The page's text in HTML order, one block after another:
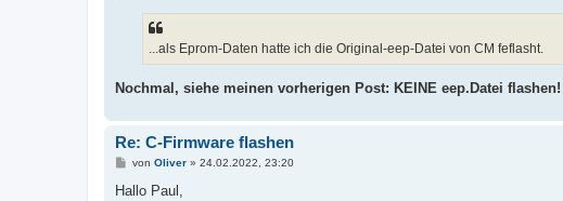
...als Eprom-Daten hatte ich die Original-eep-Datei von CM feflasht.
Nochmal, siehe meinen vorherigen Post: KEINE eep.Datei
Re: C-Firmware flashen
B
i
von Oliver» 24.02.2022, 23:20
Hallo Paul,